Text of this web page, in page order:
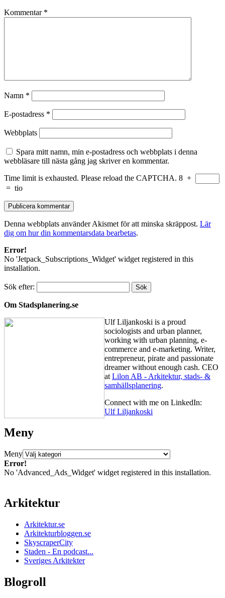
Kommentar *
Namn *
E-postadress *
Webbplats
Spara mitt namn, min e-postadress och webbplats i denna
webbläsare till nästa gång jag skriver en kommentar.
Time limit is exhausted. Please reload the CAPTCHA. 8 +
= tio
Denna webbplats använder Akismet för att minska skräppost. Lär
dig om hur din kommentarsdata bearbetas.
Error!
No 'Jetpack_Subscriptions_Widget' widget registered in this
installation.
Sök efter:
Om Stadsplanering.se
Ulf Liljankoski is a proud
sociologists and urban planner,
working with urban planning, e-
commerce and e-marketing. Writer,
entrepreneur, pirate and passionate
dreamer without enough cash. CEO
at Lilon AB - Arkitektur, stads- &
samhällsplanering.
Connect with me on LinkedIn:
Ulf Liljankoski
Meny
Meny
Error!
No 'Advanced_Ads_Widget' widget registered in this installation.
Arkitektur
Arkitektur.se
Arkitekturbloggen.se
SkyscraperCity
Staden - En podcast...
Sveriges Arkitekter
Blogroll